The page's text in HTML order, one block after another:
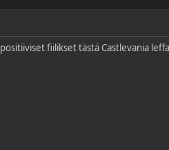
fiilikset tästä Castlevania